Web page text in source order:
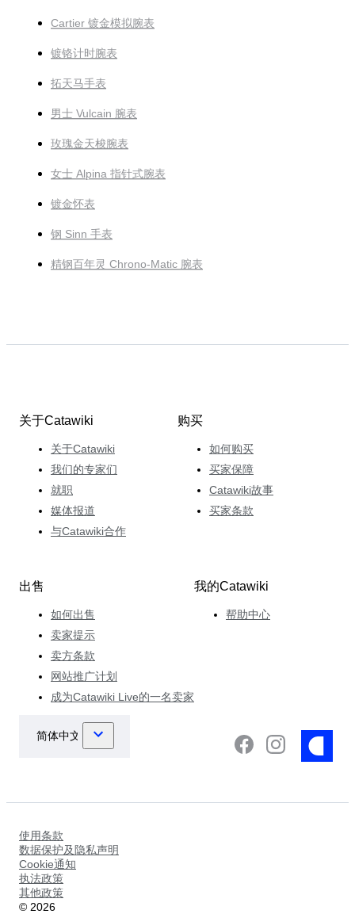
Cartier 镀金模拟腕表
镀铬计时腕表
拓天马手表
男士 Vulcain 腕表
玫瑰金天梭腕表
女士 Alpina 指针式腕表
镀金怀表
钢 Sinn 手表
精钢百年灵 Chrono-Matic 腕表
关于Catawiki
关于Catawiki
我们的专家们
就职
媒体报道
与Catawiki合作
购买
如何购买
买家保障
Catawiki故事
买家条款
出售
如何出售
卖家提示
卖方条款
网站推广计划
成为Catawiki Live的一名卖家
我的Catawiki
帮助中心
使用条款
数据保护及隐私声明
Cookie通知
执法政策
其他政策
© 2026